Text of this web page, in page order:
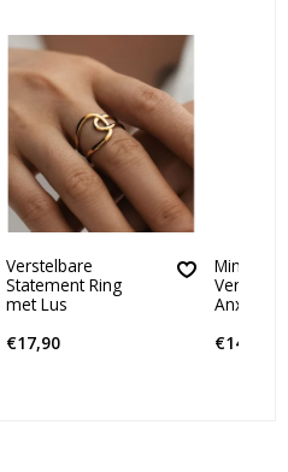
Verstelbare
Statement Ring
met Lus
€17,90
Anxiety
€14,90